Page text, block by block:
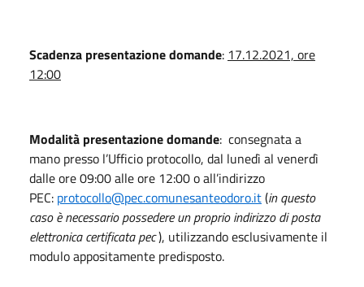
Scadenza presentazione domande: 17.12.2021, ore
12:00
Modalità presentazione domande: consegnata a
mano presso l’Ufficio protocollo, dal lunedì al venerdì
dalle ore 09:00 alle ore 12:00 o all’indirizzo
PEC: protocollo@pec.comunesanteodoro.it(in questo
caso è necessario possedere un proprio indirizzo di posta
elettronica certificata pec), utilizzando esclusivamente il
modulo appositamente predisposto.